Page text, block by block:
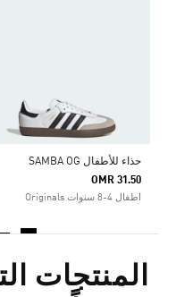
حذاء للأطفال SAMBA OG
OMR 31.50
اطفال 4-8 سنوات Originals
المنتجات